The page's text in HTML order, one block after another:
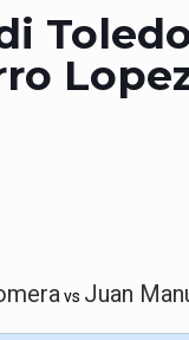
vs Juan